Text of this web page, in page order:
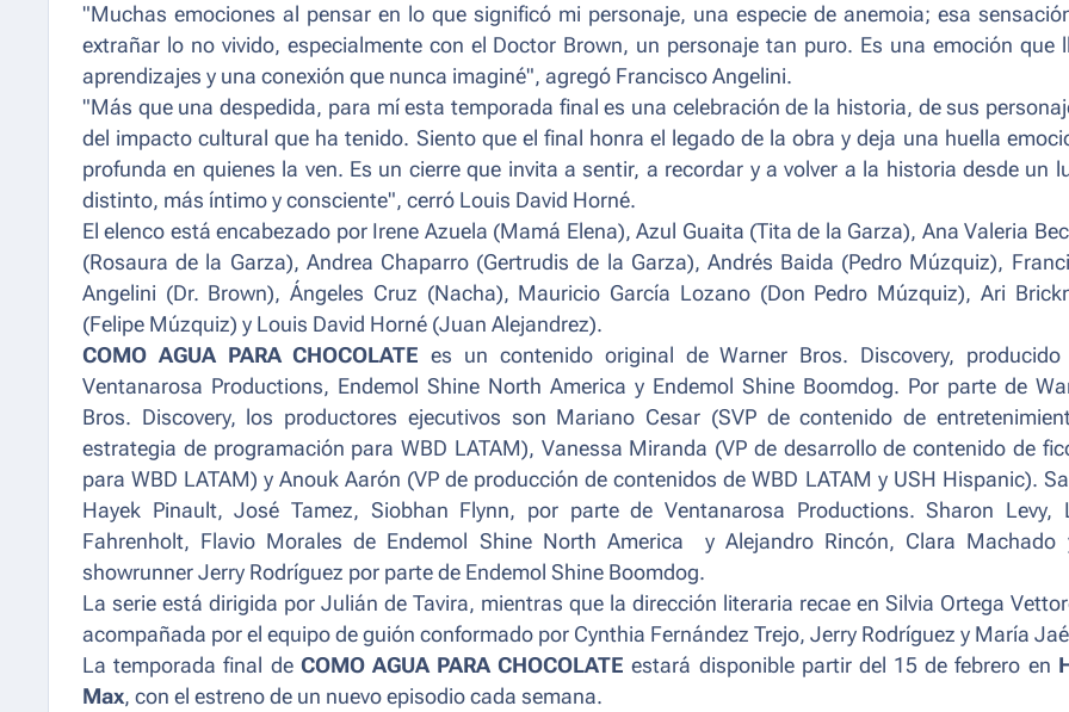
"Muchas emociones al pensar en lo que significó mi personaje, una especie de anemoia; esa
extrañar lo no vivido, especialmente con el Doctor Brown, un personaje tan puro. Es una emoción que
aprendizajes y una conexión que nunca imaginé", agregó Francisco Angelini.
"Más que una despedida, para mí esta temporada final es una celebración de la historia, de sus
del impacto cultural que ha tenido. Siento que el final honra el legado de la obra y deja una huella
profunda en quienes la ven. Es un cierre que invita a sentir, a recordar y a volver a la historia desde un
distinto, más íntimo y consciente", cerró Louis David Horné.
El elenco está encabezado por Irene Azuela (Mamá Elena), Azul Guaita (Tita de la Garza), Ana Valeria
(Rosaura de la Garza), Andrea Chaparro (Gertrudis de la Garza), Andrés Baida (Pedro Múzquiz),
Angelini (Dr. Brown), Ángeles Cruz (Nacha), Mauricio García Lozano (Don Pedro Múzquiz), Ari
(Felipe Múzquiz) y Louis David Horné (Juan Alejandrez).
COMO AGUA PARA CHOCOLATE es un contenido original de Warner Bros. Discovery, producido
Ventanarosa Productions, Endemol Shine North America y Endemol Shine Boomdog. Por parte de
Bros. Discovery, los productores ejecutivos son Mariano Cesar (SVP de contenido de
estrategia de programación para WBD LATAM), Vanessa Miranda (VP de desarrollo de contenido de
para WBD LATAM) y Anouk Aarón (VP de producción de contenidos de WBD LATAM y USH Hispanic).
Hayek Pinault, José Tamez, Siobhan Flynn, por parte de Ventanarosa Productions. Sharon Levy,
Fahrenholt, Flavio Morales de Endemol Shine North America y Alejandro Rincón, Clara Machado
showrunner Jerry Rodríguez por parte de Endemol Shine Boomdog.
La serie está dirigida por Julián de Tavira, mientras que la dirección literaria recae en Silvia Ortega
acompañada por el equipo de guión conformado por Cynthia Fernández Trejo, Jerry Rodríguez y María
La temporada final de COMO AGUA PARA CHOCOLATE estará disponible partir del 15 de febrero en
Max, con el estreno de un nuevo episodio cada semana.